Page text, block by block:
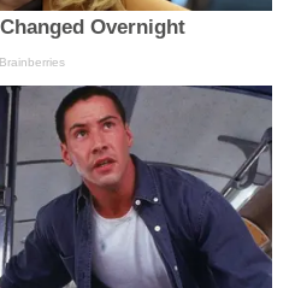
Overnight
Brainberries